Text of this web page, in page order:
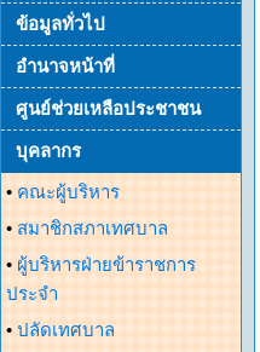
ข้อมูลทั่วไป
อำนาจหน้าที่
ศูนย์ช่วยเหลือประชาชน
บุคลากร
• คณะผู้บริหาร
• สมาชิกสภาเทศบาล
• ผู้บริหารฝ่ายข้าราชการ
ประจำ
• ปลัดเทศบาล